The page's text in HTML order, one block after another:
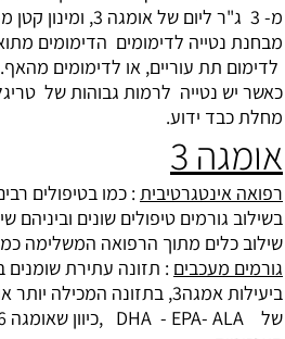
מבחנת נטייה לדימומים הדימומים
לדימום תת עוריים, או לדימומים
כאשר יש נטייה לרמות גבוהות של
מחלת כבד ידוע.
אומגה 3
רפואה אינטגרטיבית : כמו בטיפולים
בשילוב גורמים טיפולים שונים וביניהם
שילוב כלים מתוך הרפואה המשלימה
גורמים מעכבים